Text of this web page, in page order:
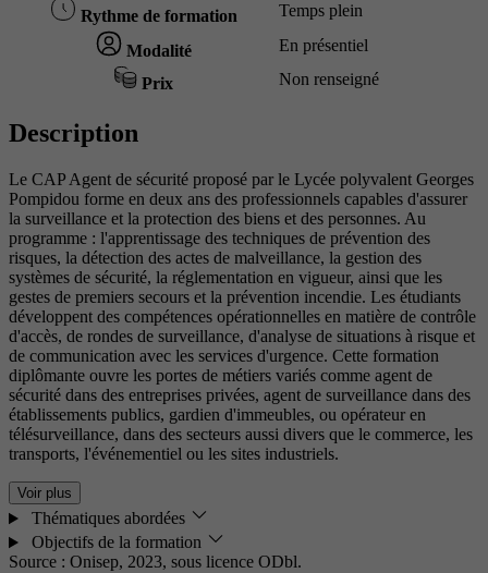
Rythme de formation Temps plein
Modalité En présentiel
Prix Non renseigné
Description
Le CAP Agent de sécurité proposé par le Lycée polyvalent Georges
Pompidou forme en deux ans des professionnels capables d'assurer
la surveillance et la protection des biens et des personnes. Au
programme : l'apprentissage des techniques de prévention des
risques, la détection des actes de malveillance, la gestion des
systèmes de sécurité, la réglementation en vigueur, ainsi que les
gestes de premiers secours et la prévention incendie. Les étudiants
développent des compétences opérationnelles en matière de contrôle
d'accès, de rondes de surveillance, d'analyse de situations à risque et
de communication avec les services d'urgence. Cette formation
diplômante ouvre les portes de métiers variés comme agent de
sécurité dans des entreprises privées, agent de surveillance dans des
établissements publics, gardien d'immeubles, ou opérateur en
télésurveillance, dans des secteurs aussi divers que le commerce, les
transports, l'événementiel ou les sites industriels.
Voir plus
Thématiques abordées
Objectifs de la formation
Source : Onisep, 2023, sous licence ODbl.